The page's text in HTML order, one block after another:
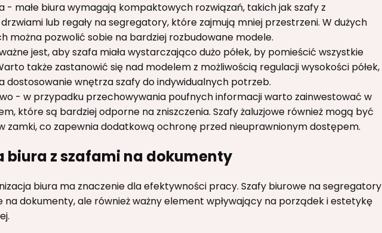
- małe biura wymagają kompaktowych rozwiązań, takich jak szafy z
lub regały na segregatory, które zajmują mniej przestrzeni. W dużych
można pozwolić sobie na bardziej rozbudowane modele.
jest, aby szafa miała wystarczająco dużo półek, by pomieścić wszystkie
także zastanowić się nad modelem z możliwością regulacji wysokości półek,
dostosowanie wnętrza szafy do indywidualnych potrzeb.
- w przypadku przechowywania poufnych informacji warto zainwestować w
które są bardziej odporne na zniszczenia. Szafy żaluzjowe również mogą być
zamki, co zapewnia dodatkową ochronę przed nieuprawnionym dostępem.
biura z szafami na dokumenty
biura ma znaczenie dla efektywności pracy. Szafy biurowe na segregatory
na dokumenty, ale również ważny element wpływający na porządek i estetykę